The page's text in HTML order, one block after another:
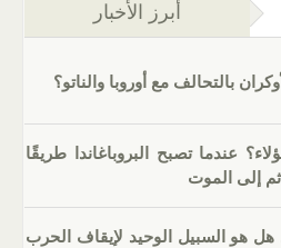
التبويب النشطة)
أبرز الأخبار
بالتحالف مع أوروبا والناتو؟
عندما تصبح البروباغاندا طريقًا
ثم إلى الموت
هو السبيل الوحيد لإيقاف الحرب